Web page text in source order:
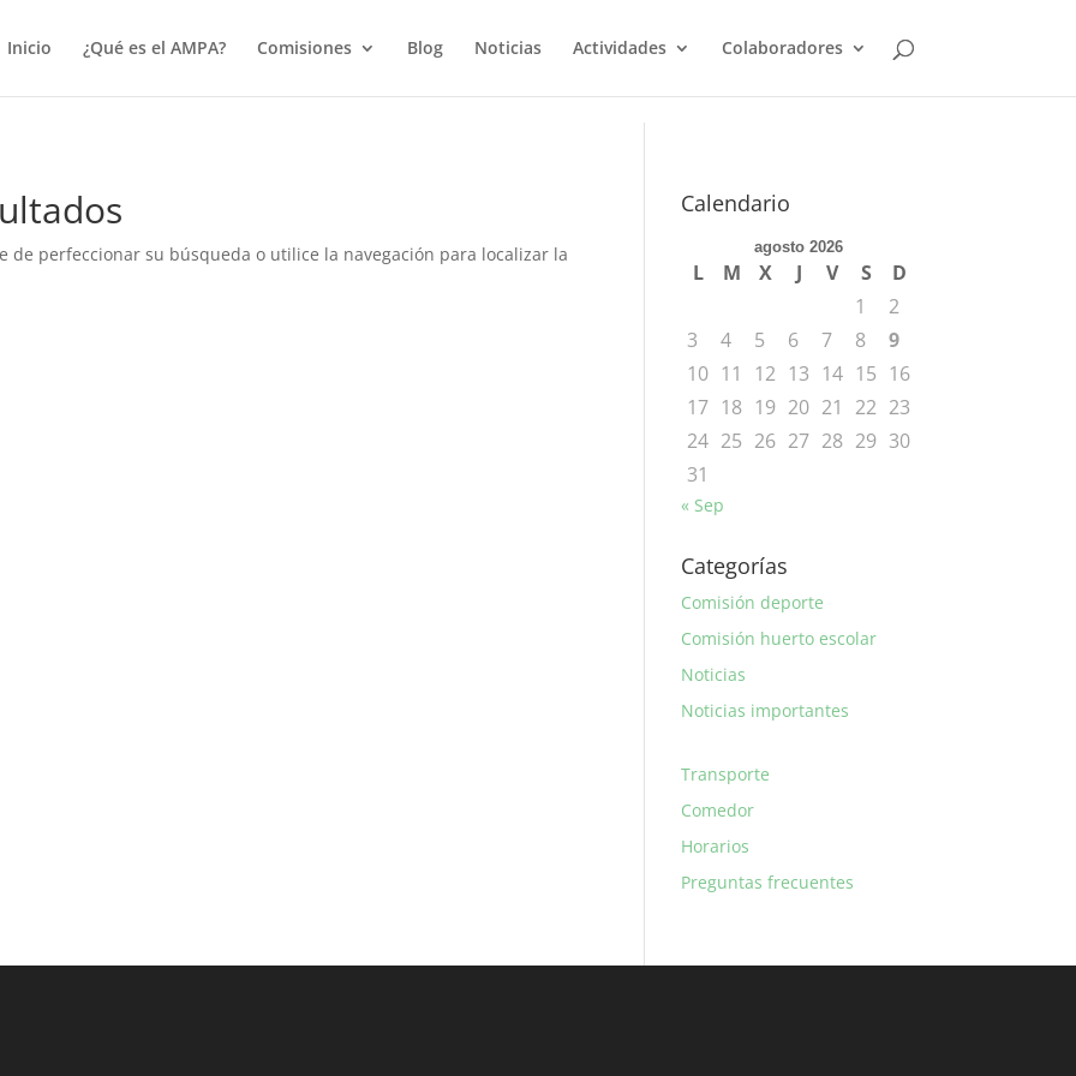
Inicio
¿Qué es el AMPA? Comisiones Blog Noticias Actividades Colaboradores
de perfeccionar su búsqueda o utilice la navegación para localizar la
Calendario
agosto 2026
L M X J V S
D
1
2
3
4 5 6 7 8
9
10 11 12 13 14 15 16
17 18 19 20 21 22 23
24 25 26 27 28 29 30
31
« Sep
Categorías
Comisión deporte
Comisión huerto escolar
Noticias
Noticias importantes
Transporte
Comedor
Horarios
Preguntas frecuentes